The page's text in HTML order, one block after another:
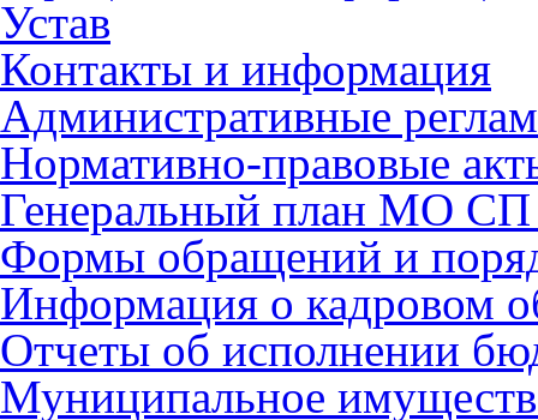
Устав
Контакты и информация
Административные
Нормативно-правовые
Генеральный план МО СП
Формы обращений и
Информация о кадровом
Отчеты об исполнении
Муниципальное